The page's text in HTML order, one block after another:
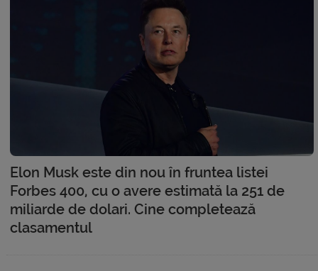
Elon Musk este din nou în fruntea listei
Forbes 400, cu o avere estimată la 251 de
miliarde de dolari. Cine completează
clasamentul